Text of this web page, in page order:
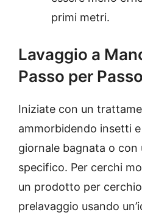
primi metri.
Lavaggio a
Passo per Passo
Iniziate con un
ammorbidendo insetti
giornale bagnata o
specifico. Per cerchi
un prodotto per
prelavaggio usando